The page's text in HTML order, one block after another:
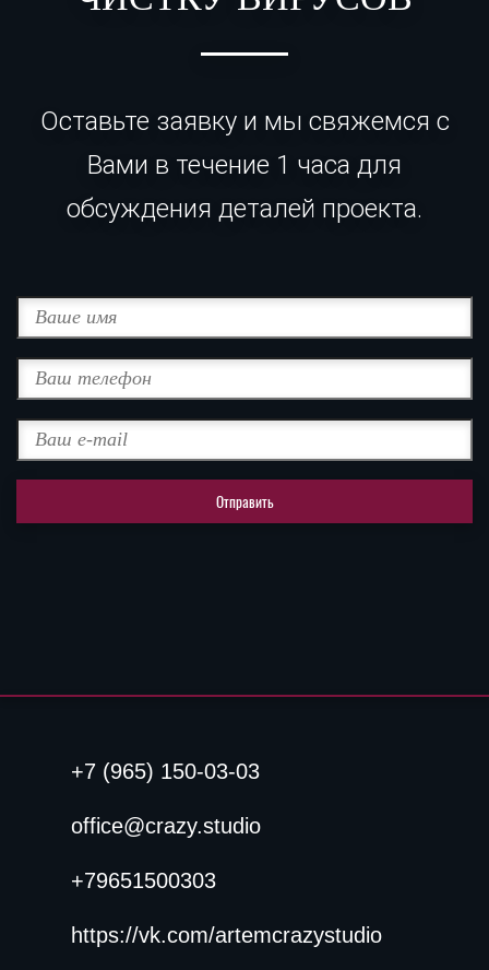
Оставьте заявку и мы свяжемся с
Вами в течение 1 часа для
обсуждения деталей проекта.
Отправить
+7 (965) 150-03-03
office@crazy.studio
+79651500303
https://vk.com/artemcrazystudio